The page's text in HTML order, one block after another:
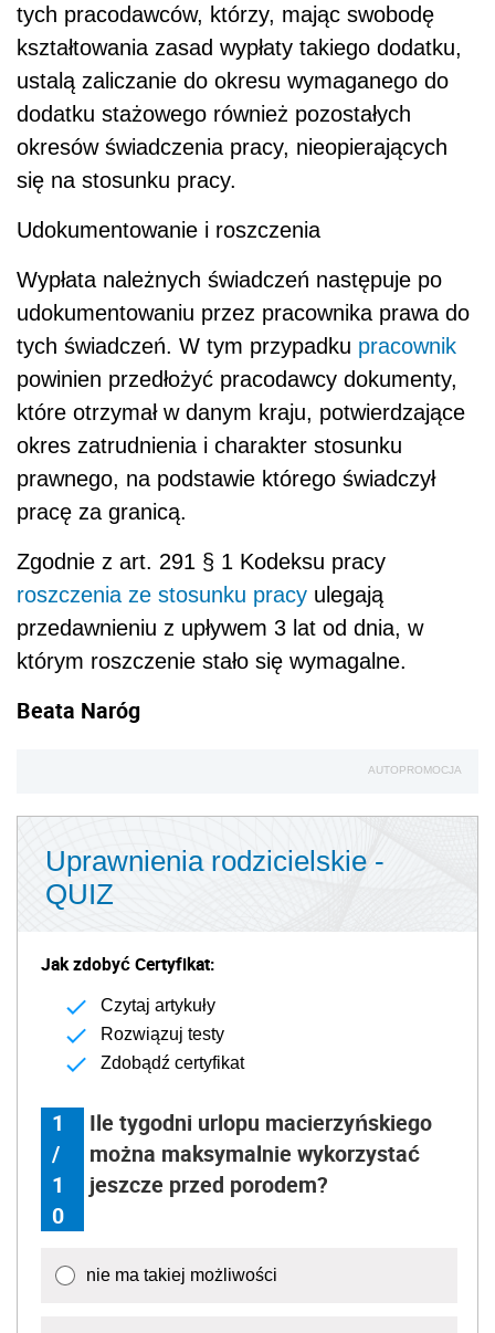
tych pracodawców, którzy, mając swobodę
kształtowania zasad wypłaty takiego dodatku,
ustalą zaliczanie do okresu wymaganego do
dodatku stażowego również pozostałych
okresów świadczenia pracy, nieopierających
się na stosunku pracy.
Udokumentowanie i roszczenia
Wypłata należnych świadczeń następuje po
udokumentowaniu przez pracownika prawa do
tych świadczeń. W tym przypadku pracownik
powinien przedłożyć pracodawcy dokumenty,
które otrzymał w danym kraju, potwierdzające
okres zatrudnienia i charakter stosunku
prawnego, na podstawie którego świadczył
pracę za granicą.
Zgodnie z art. 291 § 1 Kodeksu pracy
roszczenia ze stosunku pracy ulegają
przedawnieniu z upływem 3 lat od dnia, w
którym roszczenie stało się wymagalne.
Beata Naróg
AUTOPROMOCJA
Uprawnienia rodzicielskie -
QUIZ
Jak zdobyć Certyfikat:
Czytaj artykuły
Rozwiązuj testy
Zdobądź certyfikat
1
/
1
0
Ile tygodni urlopu macierzyńskiego
można maksymalnie wykorzystać
jeszcze przed porodem?
nie ma takiej możliwości